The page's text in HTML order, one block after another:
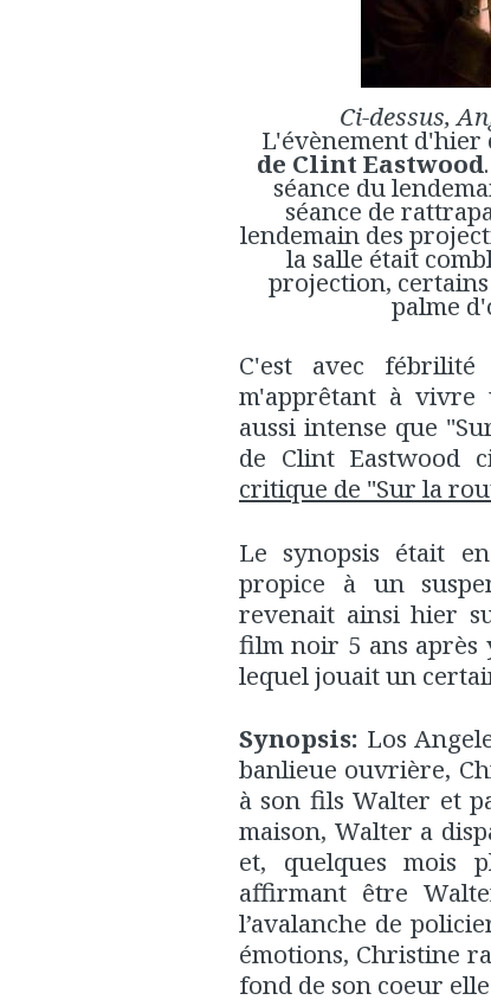
Ci-dessus,
L'évènement d'hier
de Clint Eastwood
séance du
séance de
lendemain des
la salle était
projection,
palme
C'est avec
m'apprêtant à vivre
aussi intense que
de Clint Eastwood
critique de "Sur la
Le synopsis était
propice à un
revenait ainsi hier
film noir 5 ans après
lequel jouait un
Synopsis: Los
banlieue ouvrière,
à son fils Walter et
maison, Walter a
et, quelques mois
affirmant être
l’avalanche de
émotions, Christine
fond de son coeur elle